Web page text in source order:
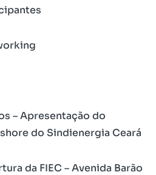
– Apresentação do
do Sindienergia Ceará
da FIEC – Avenida Barão